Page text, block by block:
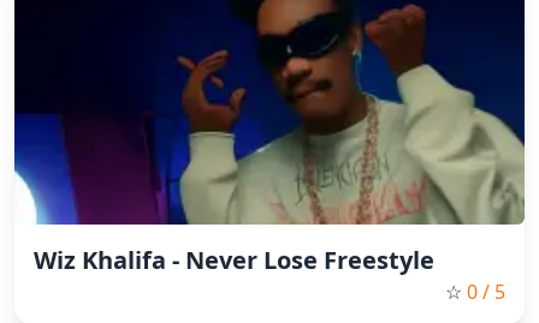
Wiz Khalifa - Never Lose Freestyle
☆ 0/ 5